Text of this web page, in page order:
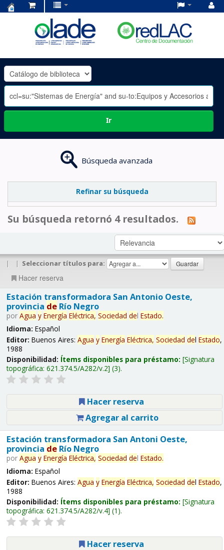
OLADE
-
Ir
Búsqueda avanzada
Refinar su búsqueda
Su búsqueda retornó 4 resultados.
| | Seleccionar títulos para:
Hacer reserva
Estación transformadora San Antonio Oeste,
provincia deRío Negro
por Agua y Energía Eléctrica, Sociedad del Estado.
Idioma: Español
Editor: Buenos Aires: Agua y Energía Eléctrica, Sociedad del Estado,
1988
Disponibilidad: Ítems disponibles para préstamo: Signatura
topográfica: 621.374.5/A282/v.2 (3).
Hacer reserva
Agregar al carrito
Estación transformadora San Antoni Oeste,
provincia deRío Negro
por Agua y Energía Eléctrica, Sociedad del Estado.
Idioma: Español
Editor: Buenos Aires: Agua y Energía Eléctrica, Sociedad del Estado,
1988
Disponibilidad: Ítems disponibles para préstamo: Signatura
topográfica: 621.374.5/A282/v.4 (1).
Hacer reserva